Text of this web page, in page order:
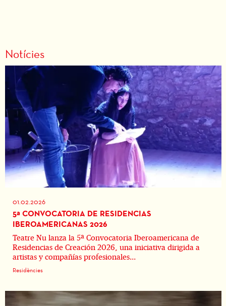
Notícies
01.02.2026
5ª CONVOCATORIA DE RESIDENCIAS
IBEROAMERICANAS 2026
Teatre Nu lanza la 5ª Convocatoria Iberoamericana de
Residencias de Creación 2026, una iniciativa dirigida a
artistas y compañías profesionales...
Residències